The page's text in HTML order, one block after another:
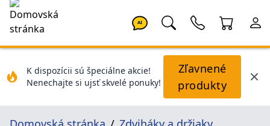
AI
K dispozícii sú špeciálne akcie!
Nenechajte si ujsť skvelé ponuky!
Zľavnené
produkty